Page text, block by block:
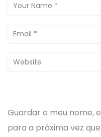
Guardar o meu nome,
para a próxima vez